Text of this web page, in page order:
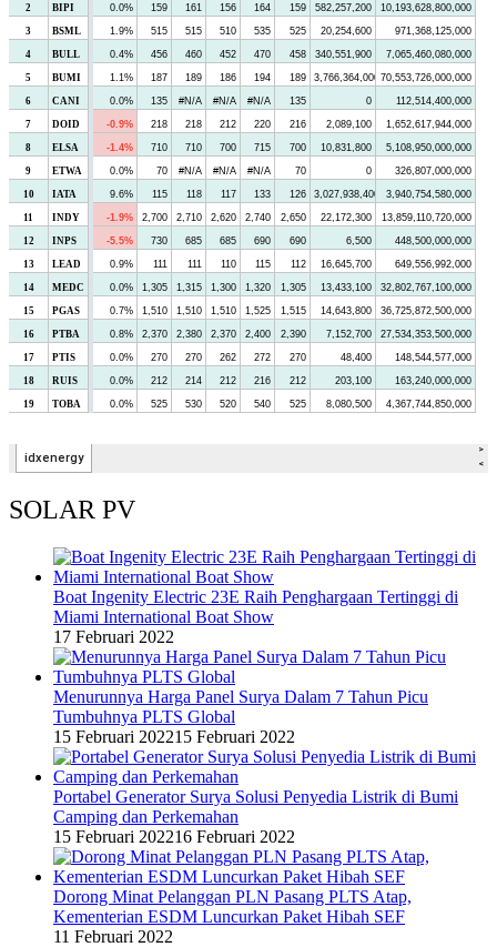
SOLAR PV
Boat Ingenity Electric 23E Raih Penghargaan Tertinggi di
Miami International Boat Show
17 Februari 2022
Menurunnya Harga Panel Surya Dalam 7 Tahun Picu
Tumbuhnya PLTS Global
15 Februari 202215 Februari 2022
Portabel Generator Surya Solusi Penyedia Listrik di Bumi
Camping dan Perkemahan
15 Februari 202216 Februari 2022
Dorong Minat Pelanggan PLN Pasang PLTS Atap,
Kementerian ESDM Luncurkan Paket Hibah SEF
11 Februari 2022